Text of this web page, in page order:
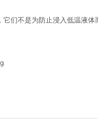
们不是为防止浸入低温液体